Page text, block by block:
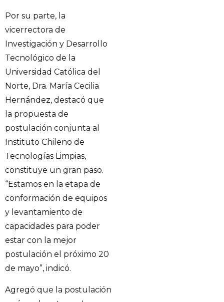
Por su parte, la
vicerrectora de
Investigación y Desarrollo
Tecnológico de la
Universidad Católica del
Norte, Dra. María Cecilia
Hernández, destacó que
la propuesta de
postulación conjunta al
Instituto Chileno de
Tecnologías Limpias,
constituye un gran paso.
“Estamos en la etapa de
conformación de equipos
y levantamiento de
capacidades para poder
estar con la mejor
postulación el próximo 20
de mayo”, indicó.
Agregó que la postulación